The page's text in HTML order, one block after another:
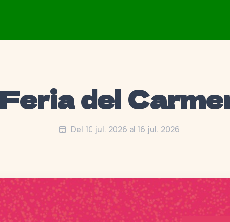
Feria del
Del 10 jul. 2026 al 16 jul. 2026